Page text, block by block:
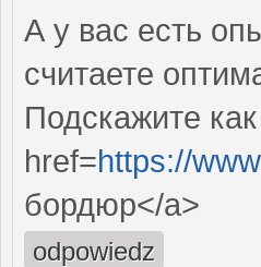
А у вас есть
считаете
Подскажите
href=https://
бордюр</a>
odpowiedz